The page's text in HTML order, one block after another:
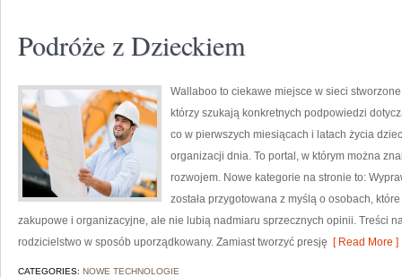
Podróże z Dzieckiem
Wallaboo to ciekawe miejsce w sieci
którzy szukają konkretnych podpowiedzi
co w pierwszych miesiącach i latach życia
organizacji dnia. To portal, w którym można
rozwojem. Nowe kategorie na stronie to:
została przygotowana z myślą o osobach,
zakupowe i organizacyjne, ale nie lubią nadmiaru sprzecznych opinii. Treści
rodzicielstwo w sposób uporządkowany. Zamiast tworzyć presję [ Read More ]
CATEGORIES: NOWE TECHNOLOGIE